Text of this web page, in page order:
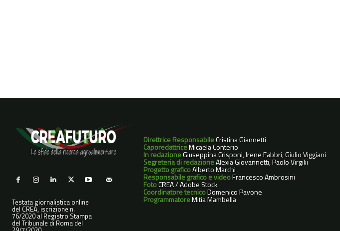
Testata giornalistica online
del CREA, iscrizione n.
76/2020 al Registro Stampa
del Tribunale di Roma del
Direttrice ResponsabileCristina Giannetti
CaporedattriceMicaela Conterio
In redazioneGiuseppina Crisponi, Irene Fabbri, Giulio Viggiani
Segreteria di redazioneAlexia Giovannetti, Paolo Virgilii
Progetto graficoAlberto Marchi
Responsabile grafico e videoFrancesco Ambrosini
FotoCREA / Adobe Stock
Coordinatore tecnicoDomenico Pavone
ProgrammatoreMitia Mambella